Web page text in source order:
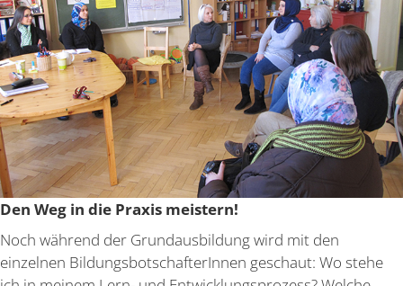
Den Weg in die Praxis meistern!
Noch während der Grund­aus­bildung wird mit den
einzelnen Bildungs­bot­schaf­te­rInnen geschaut: Wo stehe